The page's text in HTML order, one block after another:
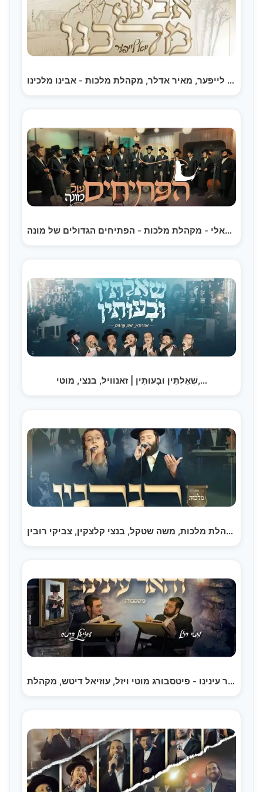
יוסל לייפער, מאיר אדלר, מקהלת מלכות - אבינו מלכינו |…
ווקאלי - מקהלת מלכות - הפתיחים הגדולים של מונה…
שְׁאִלְתִּין וּבָעוּתִין | זאנוויל, בנצי, מוטי,…
מקהלת מלכות, משה שטקל, בנצי קלצקין, צביקי רובין -…
והאר עינינו - פיטסבורג מוטי ויזל, עוזיאל דיטש, מקהלת…